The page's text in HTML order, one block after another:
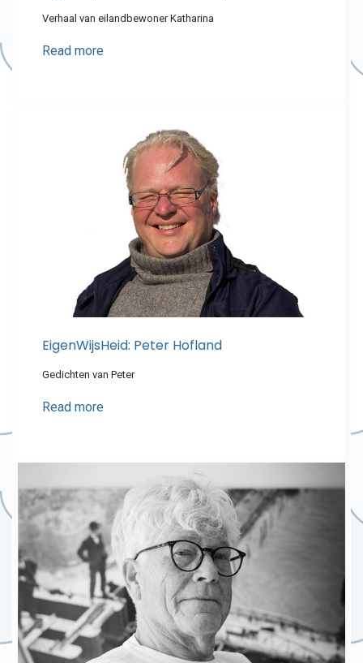
Verhaal van eilandbewoner Katharina
Read more
EigenWijsHeid: Peter Hofland
Gedichten van Peter
Read more